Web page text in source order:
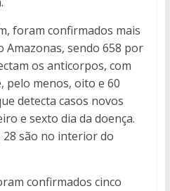
foram confirmados mais
Amazonas, sendo 658 por
os anticorpos, com
pelo menos, oito e 60
detecta casos novos
e sexto dia da doença.
28 são no interior do
confirmados cinco